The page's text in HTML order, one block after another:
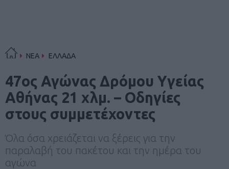
ΝΕΑ ΕΛΛΑΔΑ
47ος Αγώνας Δρόμου Υγείας
Αθήνας 21 χλμ. – Oδηγίες
στους συμμετέχοντες
Όλα όσα χρειάζεται να ξέρεις για την
παραλαβή του πακέτου και την ημέρα του
αγώνα